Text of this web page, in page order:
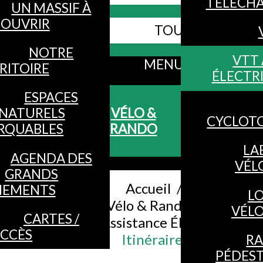
Webcams TOUS LES SITES
MENU
UN MASSIF À
NOTRE
ESPACES
AGENDA DES
GRANDS
CARTES /
VÉLO &
RANDO
VTT
Accueil /
Vélo & Rando
VTT à Assistance Électrique/
Itinéraires